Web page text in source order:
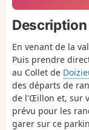
Description
En venant de la
Puis prendre
au Collet de
des départs de
de l'Œillon et, sur
prévu pour les
garer sur ce